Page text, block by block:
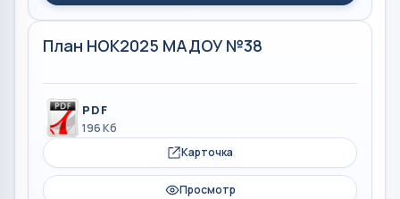
План НОК2025 МАДОУ №38
PDF
196 Кб
Карточка
Просмотр